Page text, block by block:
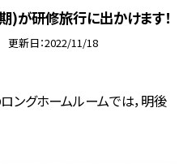
)が研修旅行に出かけます！
更新日 2022/11/18
ングホームルームでは，明後